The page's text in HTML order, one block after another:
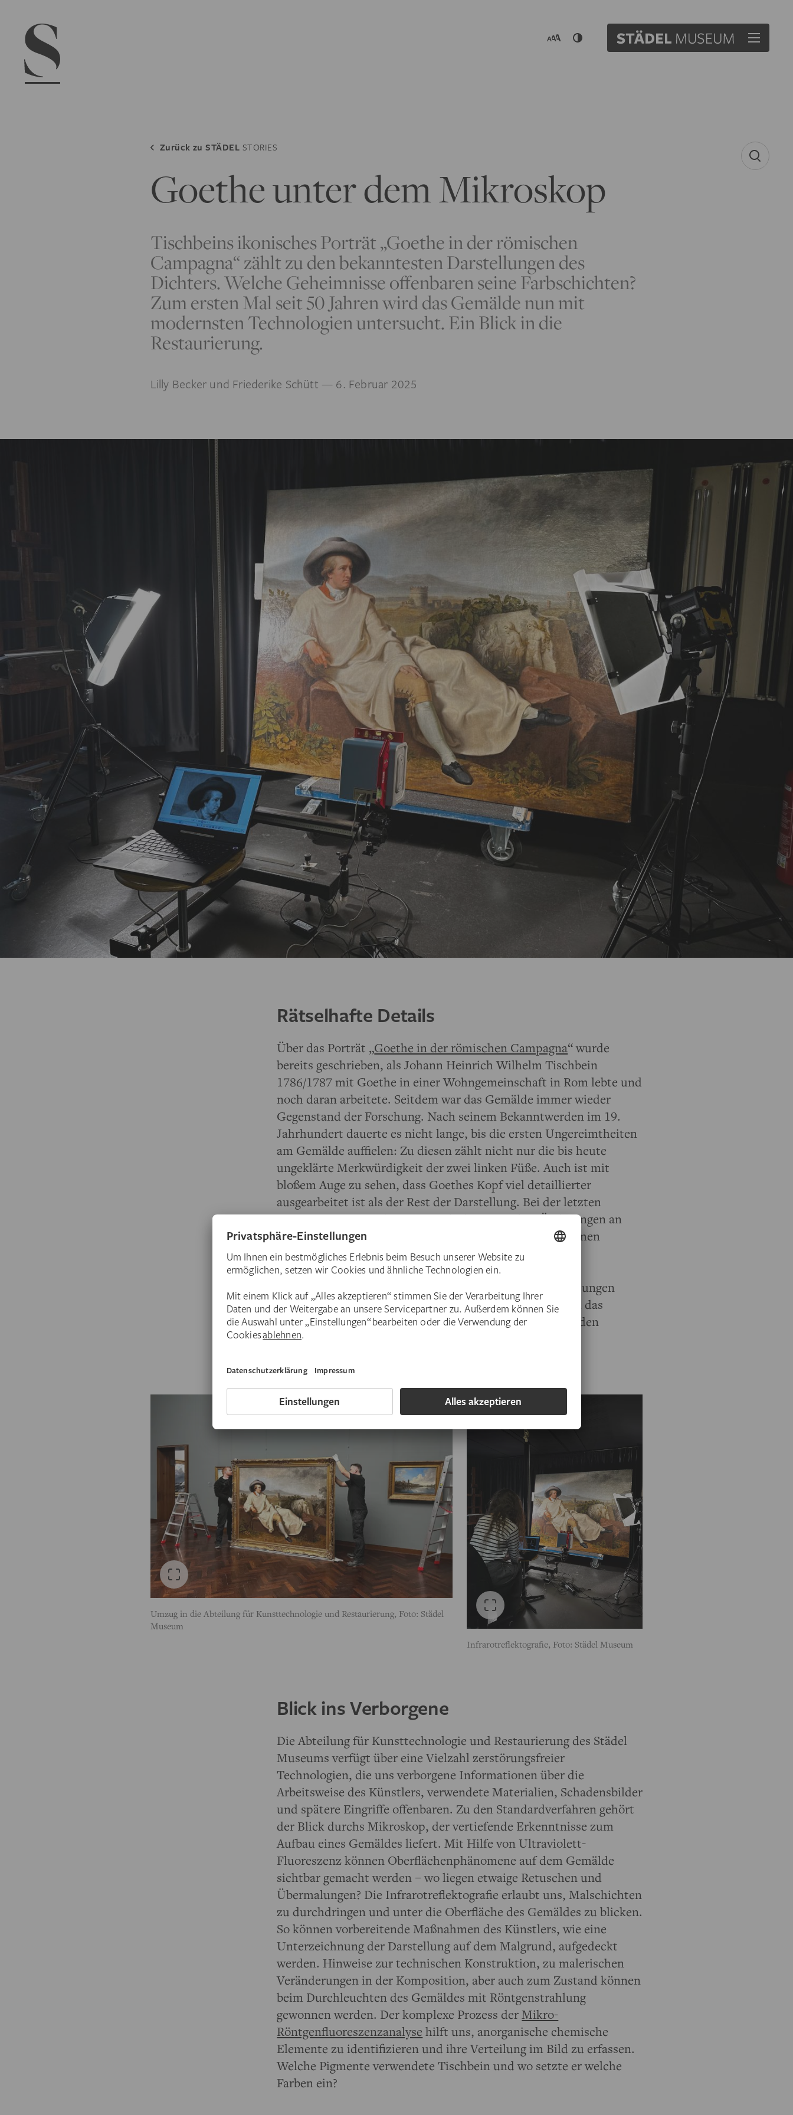
Zurück zuSTÄDEL STORIES
Goethe unter dem Mikroskop
Tischbeins ikonisches Porträt „Goethe in der römischen
Campagna“ zählt zu den bekanntesten Darstellungen des
Dichters. Welche Geheimnisse offenbaren seine Farbschichten?
Zum ersten Mal seit 50 Jahren wird das Gemälde nun mit
modernsten Technologien untersucht. Ein Blick in die
Restaurierung.
Lilly Becker und Friederike Schütt — 6. Februar 2025
Rätselhafte Details
Über das Porträt „Goethe in der römischen Campagna“ wurde
bereits geschrieben, als Johann Heinrich Wilhelm Tischbein
1786/1787 mit Goethe in einer Wohngemeinschaft in Rom lebte und
noch daran arbeitete. Seitdem war das Gemälde immer wieder
Gegenstand der Forschung. Nach seinem Bekanntwerden im 19.
Jahrhundert dauerte es nicht lange, bis die ersten Ungereimtheiten
am Gemälde auffielen: Zu diesen zählt nicht nur die bis heute
ungeklärte Merkwürdigkeit der zwei linken Füße. Auch ist mit
bloßem Auge zu sehen, dass Goethes Kopf viel detaillierter
ausgearbeitet ist als der Rest der Darstellung. Bei der letzten
Restaurierung im Jahr 1974 entdeckte man, dass Änderungen an
den Rottönen von Goethes Kragen und Ärmel vorgenommen
worden waren. Vergleicht man das heutige Bild mit alten
Fotografien, wird auch deutlich, dass die Schuhspitzen
vorübergehend anders geformt waren. All diese Beobachtungen
werfen Fragen auf, denen wir jetzt nachgehen. Dazu wird das
Gemälde nun Schicht für Schicht mit aktuellsten Methoden
durchleuchtet.
Umzug in die Abteilung für Kunsttechnologie und Restaurierung, Foto: Städel
Museum
Infrarotreflektografie, Foto: Städel Museum
Blick ins Verborgene
Die Abteilung für Kunsttechnologie und Restaurierung des Städel
Museums verfügt über eine Vielzahl zerstörungsfreier
Technologien, die uns verborgene Informationen über die
Arbeitsweise des Künstlers, verwendete Materialien, Schadensbilder
und spätere Eingriffe offenbaren. Zu den Standardverfahren gehört
der Blick durchs Mikroskop, der vertiefende Erkenntnisse zum
Aufbau eines Gemäldes liefert. Mit Hilfe von Ultraviolett-
Fluoreszenz können Oberflächenphänomene auf dem Gemälde
sichtbar gemacht werden – wo liegen etwaige Retuschen und
Übermalungen? Die Infrarotreflektografie erlaubt uns, Malschichten
zu durchdringen und unter die Oberfläche des Gemäldes zu blicken.
So können vorbereitende Maßnahmen des Künstlers, wie eine
Unterzeichnung der Darstellung auf dem Malgrund, aufgedeckt
werden. Hinweise zur technischen Konstruktion, zu malerischen
Veränderungen in der Komposition, aber auch zum Zustand können
beim Durchleuchten des Gemäldes mit Röntgenstrahlung
gewonnen werden. Der komplexe Prozess derMikro-
Röntgenfluoreszenzanalyse hilft uns, anorganische chemische
Elemente zu identifizieren und ihre Verteilung im Bild zu erfassen.
Welche Pigmente verwendete Tischbein und wo setzte er welche
Farben ein?